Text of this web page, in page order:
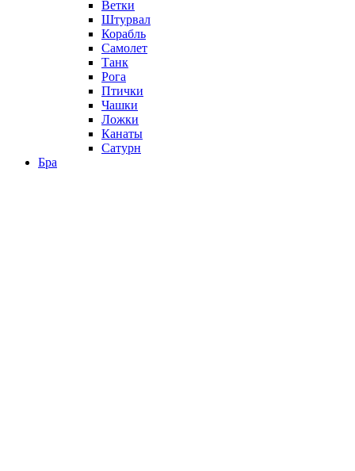
Ветки
Штурвал
Корабль
Самолет
Танк
Рога
Птички
Чашки
Ложки
Канаты
Сатурн
Бра